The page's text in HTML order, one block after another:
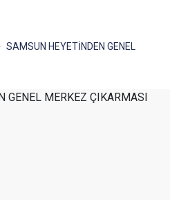
SAMSUN HEYETİNDEN GENEL